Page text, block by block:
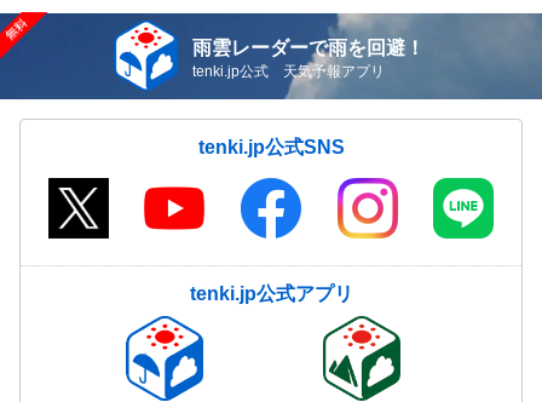
雨雲レーダーで雨を回避！
tenki.jp公式 天気予報アプリ
tenki.jp公式SNS
tenki.jp公式アプリ